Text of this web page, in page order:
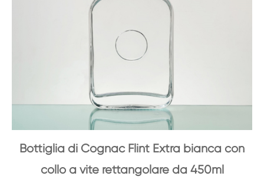
Bottiglia di Cognac Flint Extra bianca con
collo a vite rettangolare da 450ml